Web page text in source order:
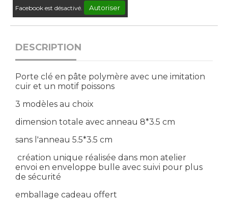
Facebook est désactivé. Autoriser
DESCRIPTION
Porte clé en pâte polymère avec une imitation
cuir et un motif poissons
3 modèles au choix
dimension totale avec anneau 8*3.5 cm
sans l'anneau 5.5*3.5 cm
création unique réalisée dans mon atelier
envoi en enveloppe bulle avec suivi pour plus
de sécurité
emballage cadeau offert